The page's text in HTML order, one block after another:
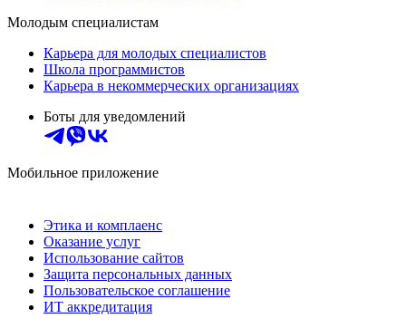
Молодым специалистам
Карьера для молодых специалистов
Школа программистов
Карьера в некоммерческих организациях
Боты для уведомлений
Мобильное приложение
Этика и комплаенс
Оказание услуг
Использование сайтов
Защита персональных данных
Пользовательское соглашение
ИТ аккредитация